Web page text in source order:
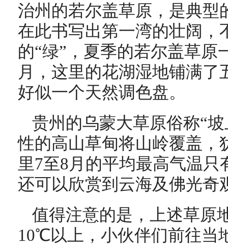
治州的若尔盖草原，是典型
在此书写出第一湾的壮阔，
的“绿”，夏季的若尔盖草原
月，这里的花湖湿地铺满
好似一个天然调色盘。
贵州的乌蒙大草原俗称“
性的高山草甸将山岭覆盖，
里7至8月的平均最高气温
还可以欣赏到云海及佛光奇
值得注意的是，上述草原
10℃以上，小伙伴们前往当